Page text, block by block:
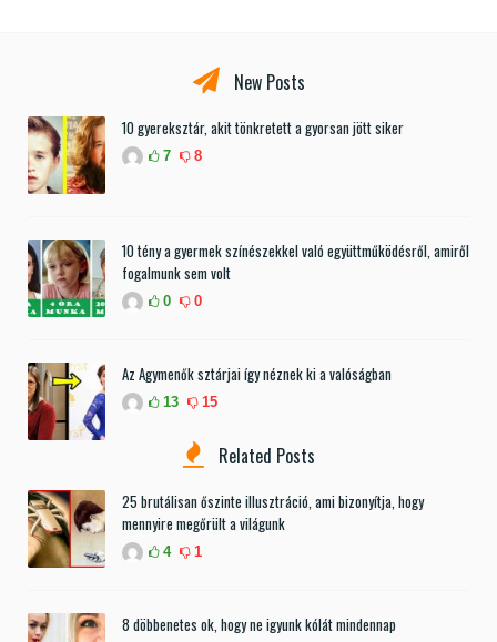
New Posts
10 gyereksztár, akit tönkretett a gyorsan jött siker
7 8
10 tény a gyermek színészekkel való együttműködésről, amiről
fogalmunk sem volt
0 0
Az Agymenők sztárjai így néznek ki a valóságban
13 15
Related Posts
25 brutálisan őszinte illusztráció, ami bizonyítja, hogy
mennyire megőrült a világunk
4 1
8 döbbenetes ok, hogy ne igyunk kólát mindennap